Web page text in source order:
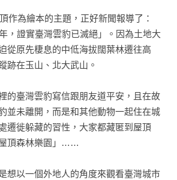
？
麼樣子呢？那裡還會有其他的動物夥伴
的屋頂上有個「祕密森林樂園」，那會
分享創作靈感來源、城市屋頂觀察點
」動物夥伴大亮相呵！
作為繪本的主題，正好新聞報導了：
，證實臺灣雲豹已滅絕」。因為土地大
從原先棲息的中低海拔闊葉林遷往高
跡在玉山、北大武山。
的臺灣雲豹寫信跟朋友道平安，且在故
並未離開，而是和其他動物一起住在城
遷徙躲藏的習性，大家都藏匿到屋頂
屋頂森林樂園」……
想以一個外地人的角度來觀看臺灣城市